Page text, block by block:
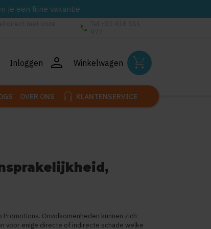
je een fijne vakantie
phone
Inloggen person Winkelwagen shopping_cart
OVER ONS headset_mic KLANTENSERVICE
Onvolkomenheden kunnen zich
voor enige directe of indirecte schade welke